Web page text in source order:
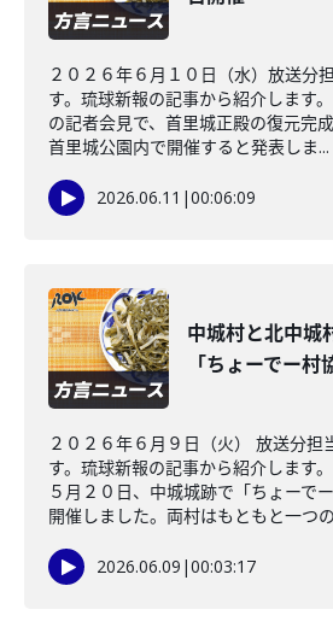
２０２６年６月１０日（水）放送分
す。琉球新報の記事から紹介します
の記者会見で、首里城正殿の復元完
首里城公園内で開催すると発表しま...
2026.06.11 |00:06:09
中城村と北中城
「ちょーでー村
２０２６年６月９日（火） 放送分担
す。琉球新報の記事から紹介します
５月２０日、中城城跡で「ちょーで
開催しました。両村はもともと一つ
2026.06.09 |00:03:17